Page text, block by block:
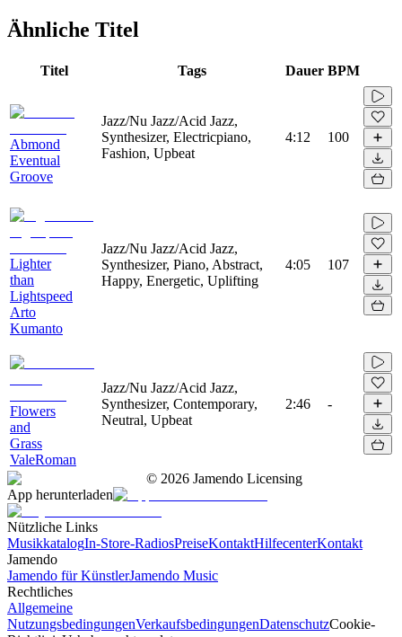
Ähnliche Titel
Titel Tags Dauer BPM
Abmond
Eventual
Groove
Jazz/Nu Jazz/Acid Jazz,
Synthesizer, Electricpiano,
Fashion, Upbeat
4:12 100
Lighter
than
Lightspeed
Arto
Kumanto
Jazz/Nu Jazz/Acid Jazz,
Synthesizer, Piano, Abstract,
Happy, Energetic, Uplifting
4:05 107
Flowers
and
Grass
ValeRoman
Jazz/Nu Jazz/Acid Jazz,
Synthesizer, Contemporary,
Neutral, Upbeat
2:46 -
© 2026 Jamendo Licensing
App herunterladen
Nützliche Links
MusikkatalogIn-Store-RadiosPreiseKontaktHilfecenterKontakt
Jamendo
Jamendo für KünstlerJamendo Music
Rechtliches
Allgemeine
NutzungsbedingungenVerkaufsbedingungenDatenschutzCookie-